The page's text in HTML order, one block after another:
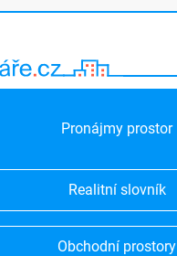
Pronájmy prostor
Realitní slovník
Obchodní prostory